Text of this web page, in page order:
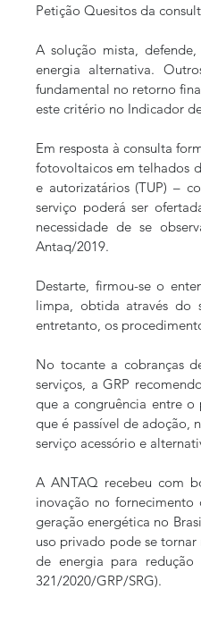
Petição Quesitos da
A solução mista,
energia alternativa.
fundamental no retorno
este critério no Indicador
Em resposta à consulta
fotovoltaicos em telhados
e autorizatários (TUP) –
serviço poderá ser
necessidade de se
Antaq/2019.
Destarte, firmou-se o
limpa, obtida através do
entretanto, os
No tocante a cobranças
serviços, a GRP
que a congruência entre
que é passível de adoção,
serviço acessório e
A ANTAQ recebeu com
inovação no
geração energética no
uso privado pode se
de energia para
321/2020/GRP/SRG).